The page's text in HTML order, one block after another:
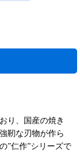
り、国産の焼き
靭な刃物が作ら
”仁作”シリーズで